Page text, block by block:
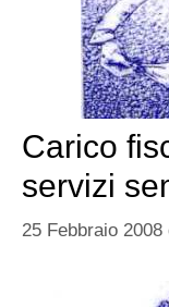
Carico
servizi
25 Febbraio 2008